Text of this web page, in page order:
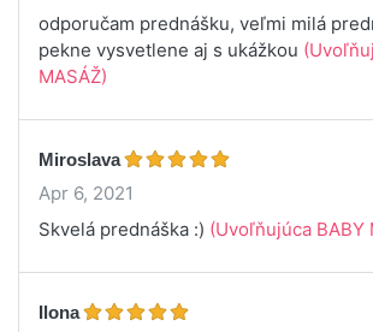
odporučam prednášku, veľmi milá
pekne vysvetlene aj s ukážkou
MASÁŽ)
Miroslava
Apr 6, 2021
Skvelá prednáška :) (Uvoľňujúca BABY
Ilona